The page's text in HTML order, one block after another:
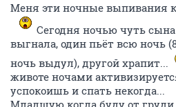
Меня эти ночные выпивания
Сегодня ночью чуть
выгнала, один пьёт всю ночь
ночь выдул), другой храпит...
животе ночами
успокоишь и спать некогда...
Младшую когда буду от груди